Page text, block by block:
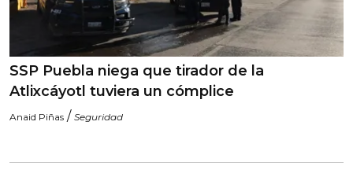
SSP Puebla niega que tirador de la
Atlixcáyotl tuviera un cómplice
Anaid Piñas / Seguridad